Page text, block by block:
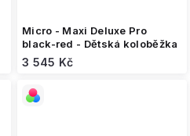
Micro - Maxi Deluxe Pro
black-red - Dětská koloběžka
3 545 Kč